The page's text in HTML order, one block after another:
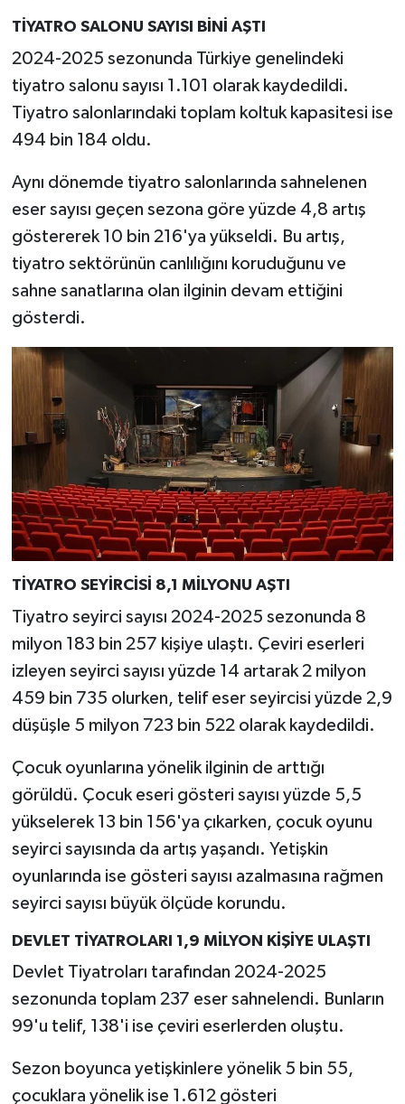
TİYATRO SALONU SAYISI BİNİ AŞTI
2024-2025 sezonunda Türkiye genelindeki
tiyatro salonu sayısı 1.101 olarak kaydedildi.
Tiyatro salonlarındaki toplam koltuk kapasitesi ise
494 bin 184 oldu.
Aynı dönemde tiyatro salonlarında sahnelenen
eser sayısı geçen sezona göre yüzde 4,8 artış
göstererek 10 bin 216'ya yükseldi. Bu artış,
tiyatro sektörünün canlılığını koruduğunu ve
sahne sanatlarına olan ilginin devam ettiğini
gösterdi.
TİYATRO SEYİRCİSİ 8,1 MİLYONU AŞTI
Tiyatro seyirci sayısı 2024-2025 sezonunda 8
milyon 183 bin 257 kişiye ulaştı. Çeviri eserleri
izleyen seyirci sayısı yüzde 14 artarak 2 milyon
459 bin 735 olurken, telif eser seyircisi yüzde 2,9
düşüşle 5 milyon 723 bin 522 olarak kaydedildi.
Çocuk oyunlarına yönelik ilginin de arttığı
görüldü. Çocuk eseri gösteri sayısı yüzde 5,5
yükselerek 13 bin 156'ya çıkarken, çocuk oyunu
seyirci sayısında da artış yaşandı. Yetişkin
oyunlarında ise gösteri sayısı azalmasına rağmen
seyirci sayısı büyük ölçüde korundu.
DEVLET TİYATROLARI 1,9 MİLYON KİŞİYE ULAŞTI
Devlet Tiyatroları tarafından 2024-2025
sezonunda toplam 237 eser sahnelendi. Bunların
99'u telif, 138'i ise çeviri eserlerden oluştu.
Sezon boyunca yetişkinlere yönelik 5 bin 55,
çocuklara yönelik ise 1.612 gösteri